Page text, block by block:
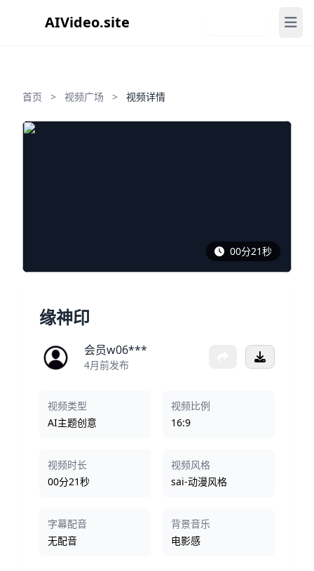
AIVideo.site
首页 > 视频广场 > 视频详情
00分21秒
缘神印
会员w06***
4月前发布
视频类型
AI主题创意
视频比例
16:9
视频时长
00分21秒
视频风格
sai-动漫风格
字幕配音
无配音
背景音乐
电影感